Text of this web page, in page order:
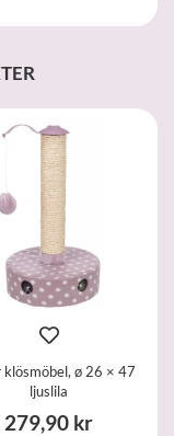
klösmöbel, ø 26 × 47
ljuslila
279,90 kr